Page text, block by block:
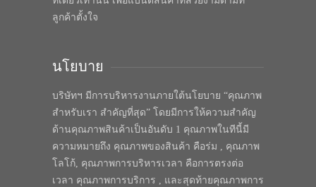
ลูกค้าตั้งใจ
นโยบาย
บริษัทฯ มีการบริหารงานภายใต้นโยบาย “คุณภาพ
สำหรับเรา สำคัญที่สุด” โดยมีการให้ความสำคัญ
ด้านคุณภาพสินค้าเป็นอันดับ 1 คุณภาพในทีนี้มี
ความหมายถึง คุณภาพของสินค้า คือร่ม , คุณภาพ
โลโก้, คุณภาพการบริหารเวลา คือการตรงต่อ
เวลา คุณภาพการบริการ , และสุดท้ายคุณภาพการ